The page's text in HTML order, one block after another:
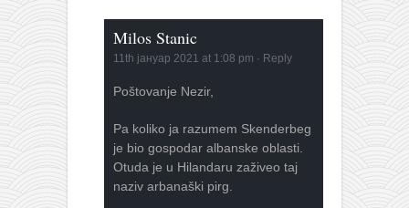
Milos Stanic
11th јануар 2021 at 1:08 pm · Reply
Poštovanje Nezir,
Pa koliko ja razumem Skenderbeg
je bio gospodar albanske oblasti.
Otuda je u Hilandaru zaživeo taj
naziv arbanaški pirg.